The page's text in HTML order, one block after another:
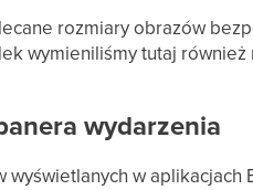
rozmiary obrazów
wymieniliśmy tutaj również
wydarzenia
w aplikacjach